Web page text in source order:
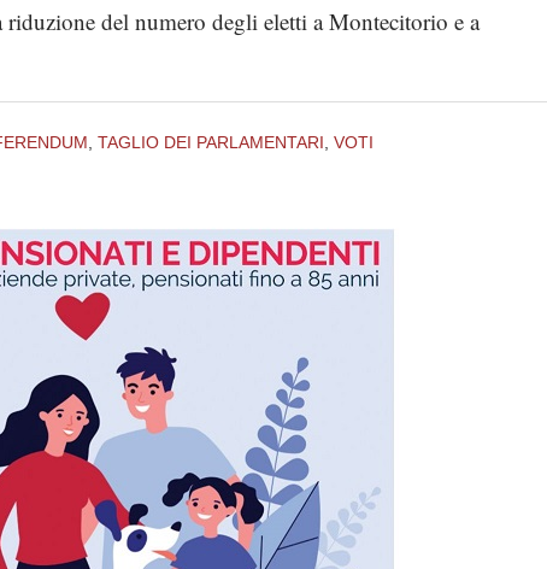
del numero degli eletti a Montecitorio e a
TAGLIO DEI PARLAMENTARI VOTI